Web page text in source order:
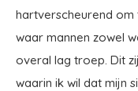
hartverscheurend om
waar mannen zowel
overal lag troep. Dit
waarin ik wil dat mijn